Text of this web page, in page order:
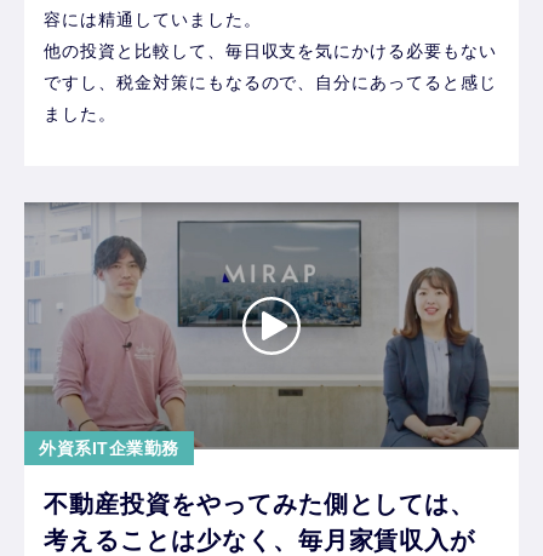
容には精通していました。
他の投資と比較して、毎日収支を気にかける必要もない
ですし、税金対策にもなるので、自分にあってると感じ
ました。
外資系IT企業勤務
不動産投資をやってみた側としては、
考えることは少なく、毎月家賃収入が